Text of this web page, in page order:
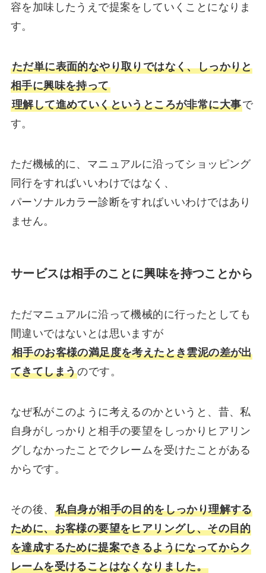
容を加味したうえで提案をしていくことになりま
す。
ただ単に表面的なやり取りではなく、しっかりと
相手に興味を持って
理解して進めていくというところが非常に大事で
す。
ただ機械的に、マニュアルに沿ってショッピング
同行をすればいいわけではなく、
パーソナルカラー診断をすればいいわけではあり
ません。
サービスは相手のことに興味を持つことから
ただマニュアルに沿って機械的に行ったとしても
間違いではないとは思いますが
相手のお客様の満足度を考えたとき雲泥の差が出
てきてしまうのです。
なぜ私がこのように考えるのかというと、昔、私
自身がしっかりと相手の要望をしっかりヒアリン
グしなかったことでクレームを受けたことがある
からです。
その後、 私自身が相手の目的をしっかり理解する
ために、お客様の要望をヒアリングし、その目的
を達成するために提案できるようになってからク
レームを受けることはなくなりました。